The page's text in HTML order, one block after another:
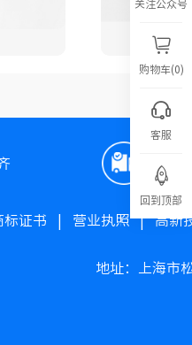
极速
标证书 营业执照|高新
地址：上海市
关注公众号
购物车(0)
客服
回到顶部